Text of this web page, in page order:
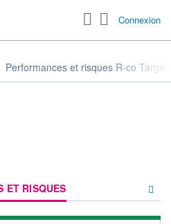
Connexion
Performances et risques R-co Target
ET RISQUES